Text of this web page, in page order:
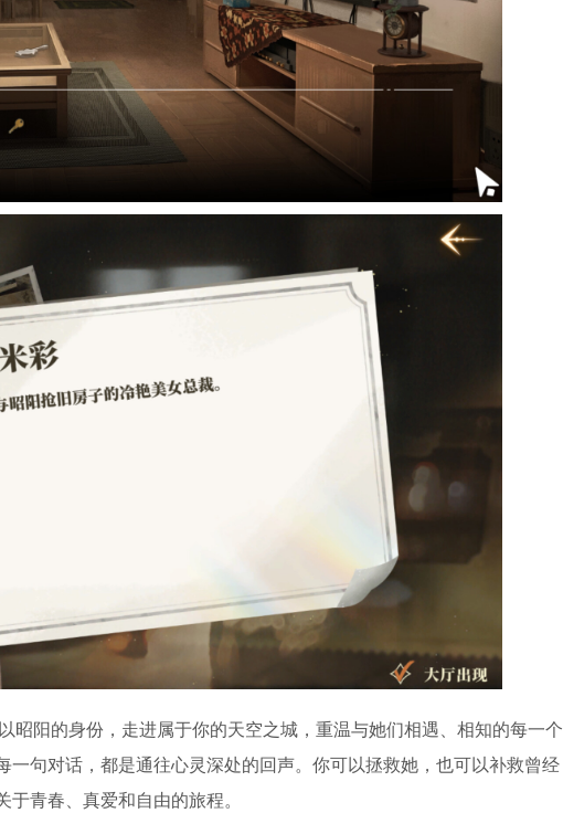
昭阳的身份，走进属于你的天空之城，重温与她们相遇、相知的每一个
一句对话，都是通往心灵深处的回声。你可以拯救她，也可以补救曾经
青春、真爱和自由的旅程。